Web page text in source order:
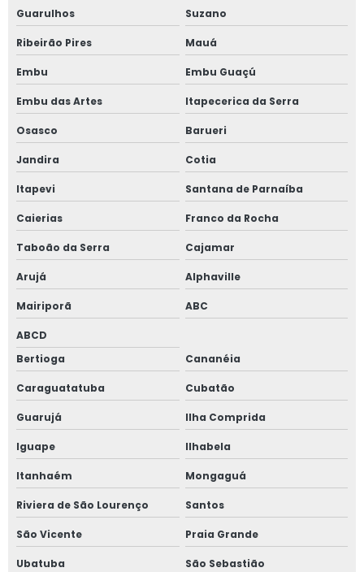
Janela vidro multilaminado em sp
Janela vidro triplo
Janela de vidro triplo em sp
Janelas antirruído para ambientes de trabalho
Janelas antirruído para escritório
Janelas para conforto acústico
Perfil acústico
Persiana horizontal entre vidros
Porta de alto padrão
Porta de alumínio alto padrão
Porta camarão ripada alumínio
Porta de giro 2 folhas alumínio
Vidro duplo acústico
Guarulhos Suzano
Ribeirão Pires Mauá
Embu Embu Guaçú
Embu das Artes Itapecerica da Serra
Osasco Barueri
Jandira Cotia
Itapevi Santana de Parnaíba
Caierias Franco da Rocha
Taboão da Serra Cajamar
Arujá Alphaville
Mairiporã ABC
ABCD
Bertioga
Cananéia
Caraguatatuba Cubatão
Guarujá Ilha Comprida
Iguape Ilhabela
Itanhaém Mongaguá
Riviera de São Lourenço Santos
São Vicente Praia Grande
Ubatuba São Sebastião